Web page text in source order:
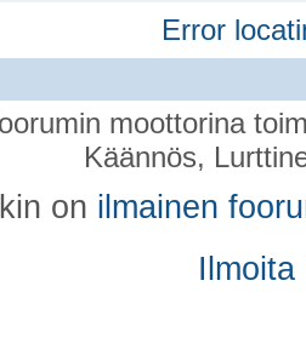
Error
moottorina
Käännös,
on ilmainen